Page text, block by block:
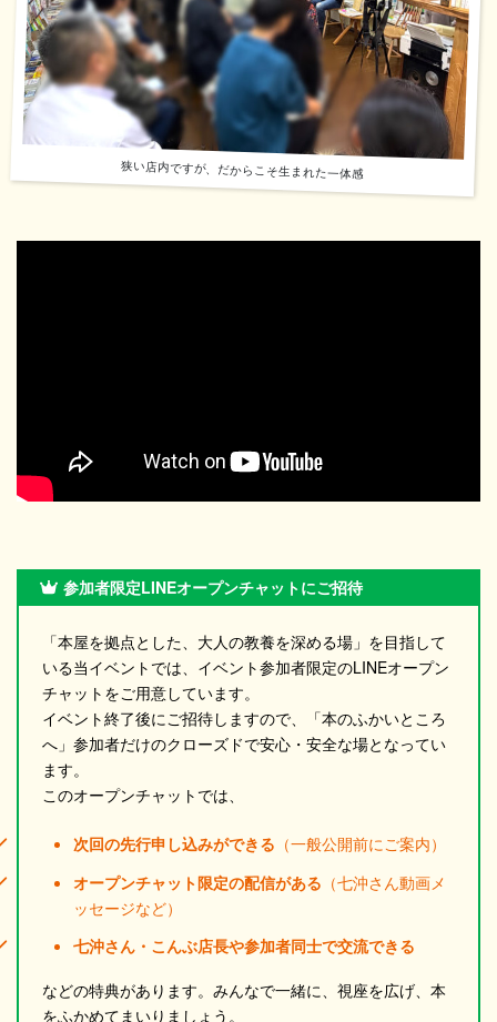
狭い店内ですが、だからこそ生まれた一体感
参加者限定LINEオープンチャットにご招待
「本屋を拠点とした、大人の教養を深める場」を目指して
いる当イベントでは、イベント参加者限定のLINEオープン
チャットをご用意しています。
イベント終了後にご招待しますので、「本のふかいところ
へ」参加者だけのクローズドで安心・安全な場となってい
ます。
このオープンチャットでは、
次回の先行申し込みができる （一般公開前にご案内）
オープンチャット限定の配信がある （七沖さん動画メ
ッセージなど）
七沖さん・こんぶ店長や参加者同士で交流できる
などの特典があります。みんなで一緒に、視座を広げ、本
をふかめてまいりましょう。